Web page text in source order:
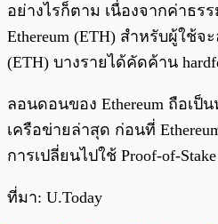
อย่างไรก็ตาม เนื่องจากค่าธร
Ethereum (ETH) สำหรับผู้ใช้จ
(ETH) บางรายได้คัดค้าน
ลอนดอนของ Ethereum ถือเป็
เครือข่ายล่าสุด ก่อนที่
การเปลี่ยนไปใช้ Proof-of-Stake
ที่มา: U.Today